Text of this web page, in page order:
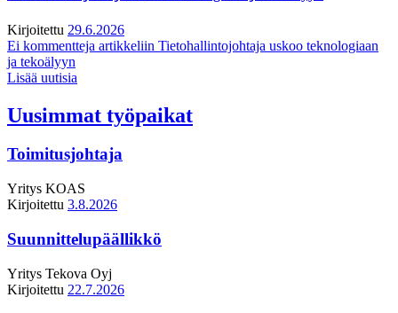
Kirjoitettu 29.6.2026
Ei kommentteja artikkeliin Tietohallintojohtaja uskoo teknologiaan
ja tekoälyyn
Lisää uutisia
Uusimmat työpaikat
Toimitusjohtaja
Yritys KOAS
Kirjoitettu 3.8.2026
Suunnittelupäällikkö
Yritys Tekova Oyj
Kirjoitettu 22.7.2026